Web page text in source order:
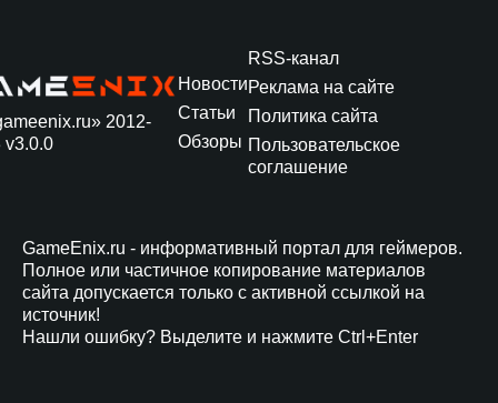
2012-
v3.0.0
Новости
Статьи
Обзоры
RSS-канал
Реклама на сайте
Политика сайта
Пользовательское
соглашение
GameEnix.ru - информативный портал для геймеров.
Полное или частичное копирование материалов
сайта допускается только с активной ссылкой на
источник!
Нашли ошибку? Выделите и нажмите Ctrl+Enter